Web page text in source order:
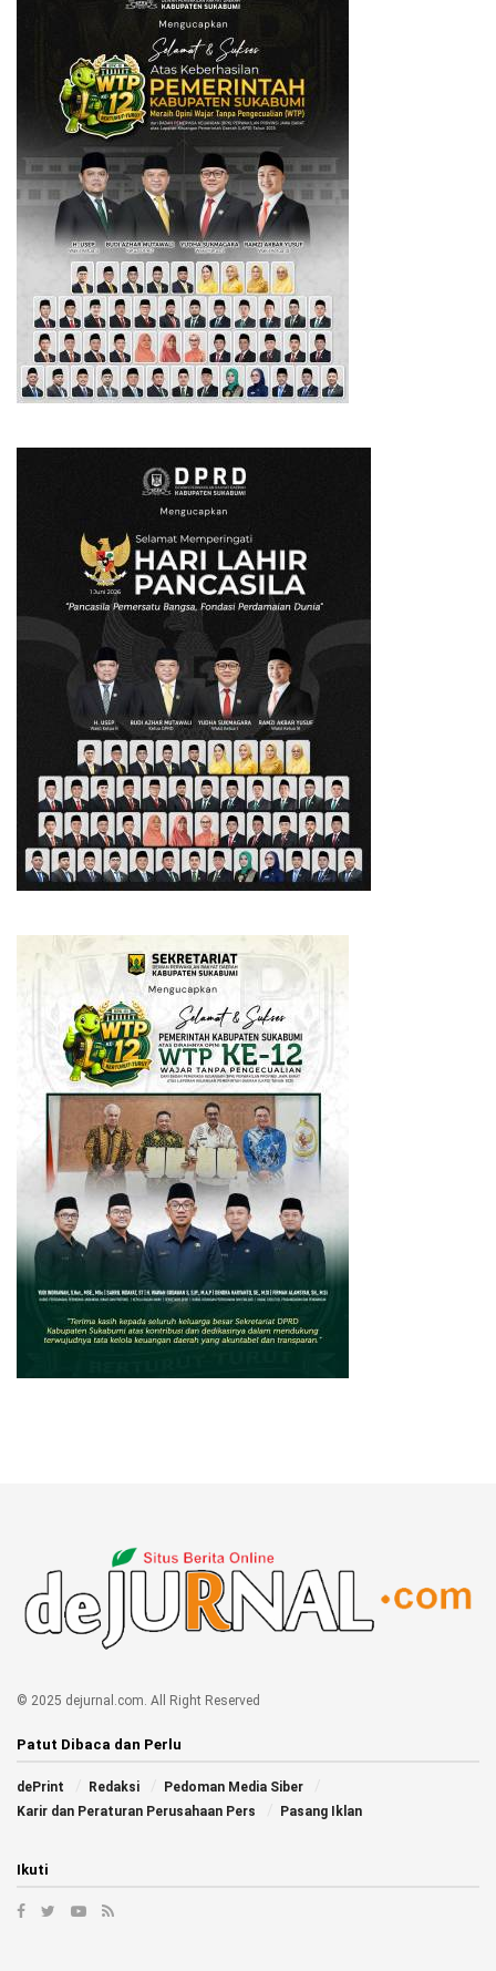
© 2025 dejurnal.com. All Right Reserved
Patut Dibaca dan Perlu
dePrint Redaksi
Pedoman Media Siber
Karir dan Peraturan Perusahaan Pers
Pasang Iklan
Ikuti